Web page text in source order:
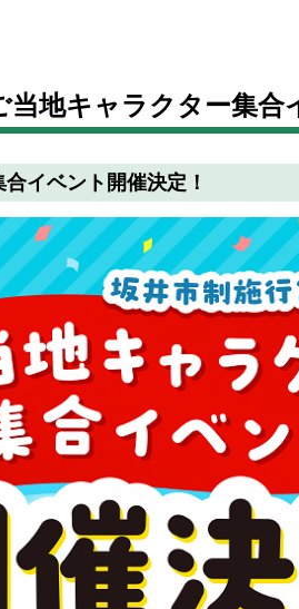
当地キャラクター集合
イベント開催決定！